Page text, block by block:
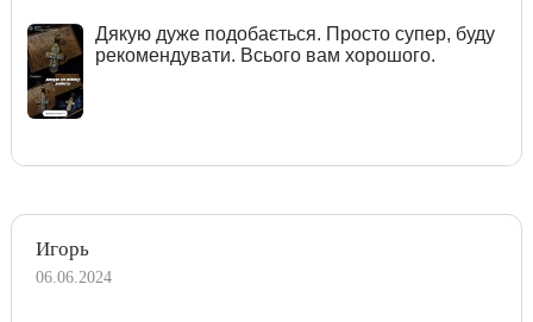
Дякую дуже подобається. Просто супер, буду
рекомендувати. Всього вам хорошого.
Игорь
06.06.2024